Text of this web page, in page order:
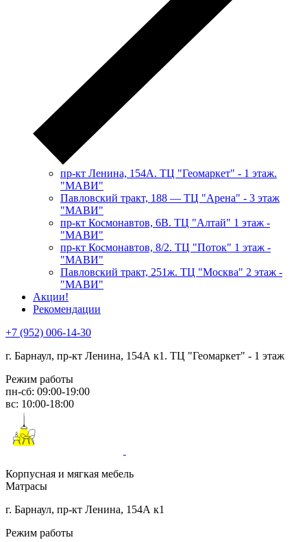
пр-кт Ленина, 154А. ТЦ "Геомаркет" - 1 этаж.
"МАВИ"
​Павловский тракт, 188 — ТЦ "Арена" - 3 этаж
"МАВИ"
пр-кт Космонавтов, 6В. ТЦ "Алтай" 1 этаж -
"МАВИ"
пр-кт Космонавтов, 8/2. ТЦ "Поток" 1 этаж -
"МАВИ"
Павловский тракт, 251ж. ТЦ "Москва" 2 этаж -
"МАВИ"
Акции!
Рекомендации
+7 (952) 006-14-30
г. Барнаул, пр-кт Ленина, 154А к1. ТЦ "Геомаркет" - 1 этаж
Режим работы
пн-сб: 09:00-19:00
вс: 10:00-18:00
Корпусная и мягкая мебель
Матрасы
г. Барнаул, пр-кт Ленина, 154А к1
Режим работы